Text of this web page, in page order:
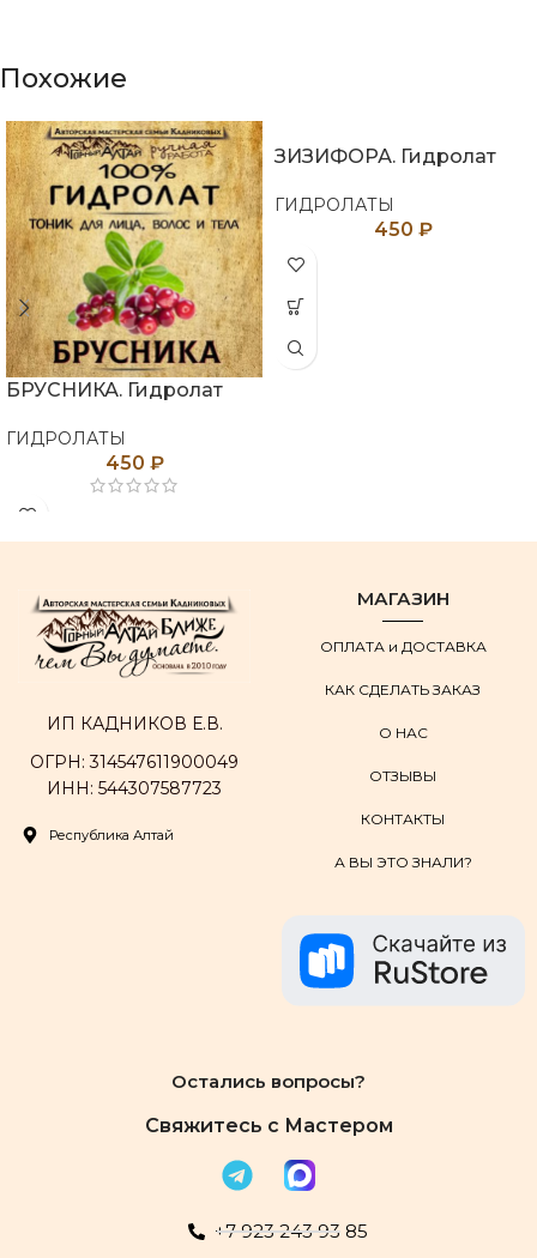
Похожие
БРУСНИКА. Гидролат
ГИДРОЛАТЫ
450 ₽
ЗИЗИФОРА. Гидролат
ГИДРОЛАТЫ
450 ₽
ИП КАДНИКОВ Е.В.
ОГРН: 314547611900049
ИНН: 544307587723
Республика Алтай
МАГАЗИН
ОПЛАТА и ДОСТАВКА
КАК СДЕЛАТЬ ЗАКАЗ
О НАС
ОТЗЫВЫ
КОНТАКТЫ
А ВЫ ЭТО ЗНАЛИ?
Остались вопросы?
Свяжитесь с Мастером
+7 923 243 93 85